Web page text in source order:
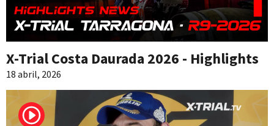
X-Trial Costa Daurada 2026 - Highlights
18 abril, 2026